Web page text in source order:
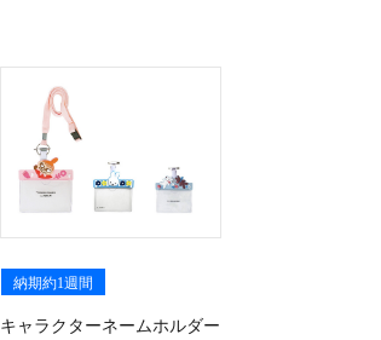
納期約1週間
キャラクターネームホルダー